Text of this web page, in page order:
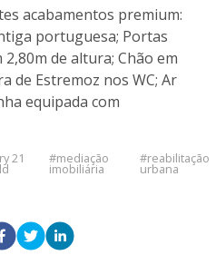
acabamentos premium:
portuguesa; Portas
de altura; Chão em
de Estremoz nos WC; Ar
equipada com
21 mediação
imobiliária
reabilitação
urbana